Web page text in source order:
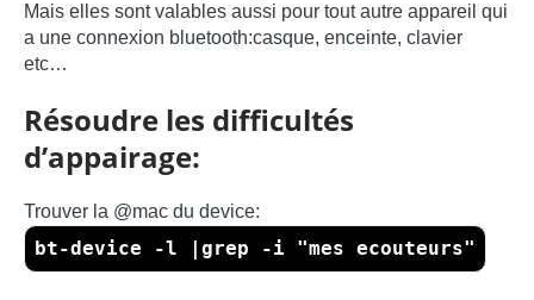
Mais elles sont valables aussi pour tout autre appareil qui
a une connexion bluetooth:casque, enceinte, clavier
etc…
Résoudre les difficultés
d’appairage:
Trouver la @mac du device:
bt-device -l |grep -i "mes ecouteurs"